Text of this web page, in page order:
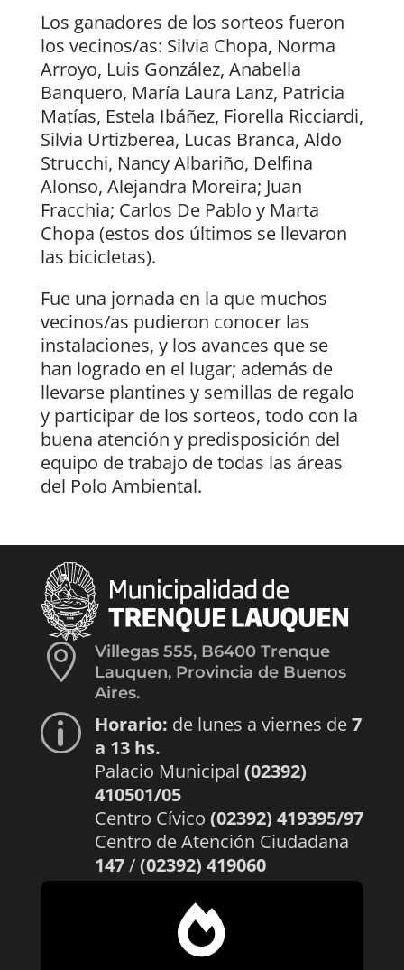
Los ganadores de los sorteos fueron
los vecinos/as: Silvia Chopa, Norma
Arroyo, Luis González, Anabella
Banquero, María Laura Lanz, Patricia
Matías, Estela Ibáñez, Fiorella Ricciardi,
Silvia Urtizberea, Lucas Branca, Aldo
Strucchi, Nancy Albariño, Delfina
Alonso, Alejandra Moreira; Juan
Fracchia; Carlos De Pablo y Marta
Chopa (estos dos últimos se llevaron
las bicicletas).
Fue una jornada en la que muchos
vecinos/as pudieron conocer las
instalaciones, y los avances que se
han logrado en el lugar; además de
llevarse plantines y semillas de regalo
y participar de los sorteos, todo con la
buena atención y predisposición del
equipo de trabajo de todas las áreas
del Polo Ambiental.

Villegas 555, B6400 Trenque
Lauquen, Provincia de Buenos
Aires.
p Horario: de lunes a viernes de7
a 13 hs.
Palacio Municipal (02392)
410501/05
Centro Cívico (02392) 419395/97
Centro de Atención Ciudadana
147/(02392) 419060
